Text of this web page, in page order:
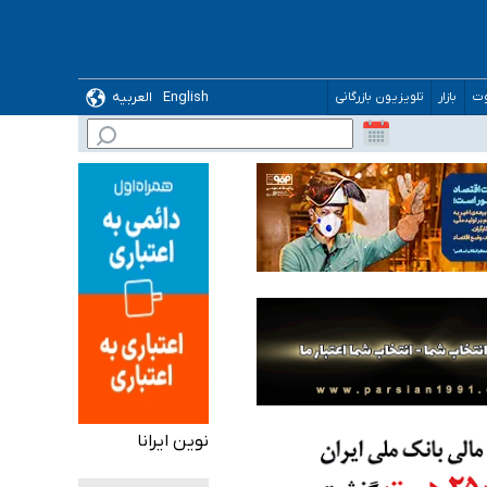
بازار تلویزیون بازرگانی English
العربیه
نوین ایرانا